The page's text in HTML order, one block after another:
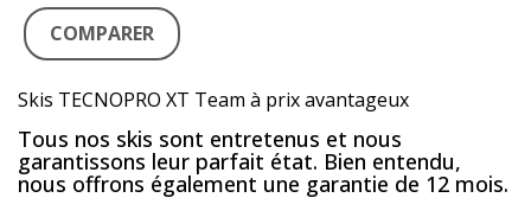
COMPARER
Skis TECNOPRO XT Team à prix avantageux
Tous nos skis sont entretenus et nous
garantissons leur parfait état. Bien entendu,
nous offrons également une garantie de 12 mois.